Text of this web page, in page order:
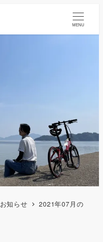
MENU
お知らせ
2021年07月の